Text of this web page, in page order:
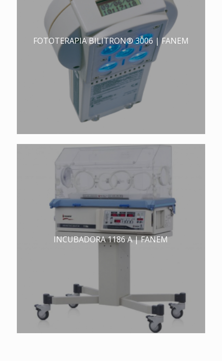
FOTOTERAPIA BILITRON® 3006 | FANEM
INCUBADORA 1186 A | FANEM